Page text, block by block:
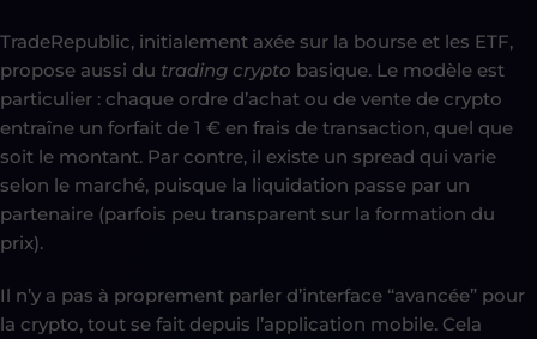
TradeRepublic, initialement axée sur la bourse et les ETF,
propose aussi du trading crypto basique. Le modèle est
particulier : chaque ordre d’achat ou de vente de crypto
entraîne un forfait de 1 € en frais de transaction, quel que
soit le montant. Par contre, il existe un spread qui varie
selon le marché, puisque la liquidation passe par un
partenaire (parfois peu transparent sur la formation du
prix).
Il n’y a pas à proprement parler d’interface “avancée” pour
la crypto, tout se fait depuis l’application mobile. Cela